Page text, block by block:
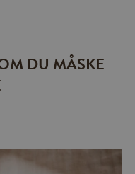
DU MÅSKE